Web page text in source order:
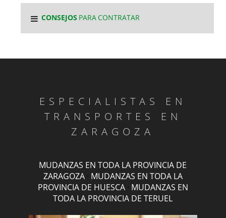
CONSEJOS PARA CONTRATAR
ESPECIALISTAS EN
TRANSPORTES EN
ZARAGOZA
MUDANZAS EN TODA LA PROVINCIA DE
ZARAGOZA· MUDANZAS EN TODA LA
PROVINCIA DE HUESCA· MUDANZAS EN
TODA LA PROVINCIA DE TERUEL